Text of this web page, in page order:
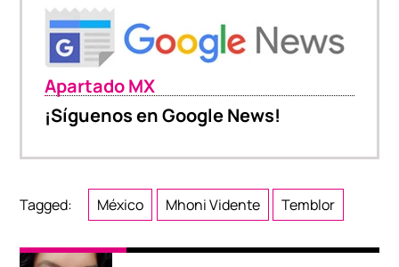
Apartado MX
¡Síguenos en Google News!
Tagged: México Mhoni Vidente Temblor